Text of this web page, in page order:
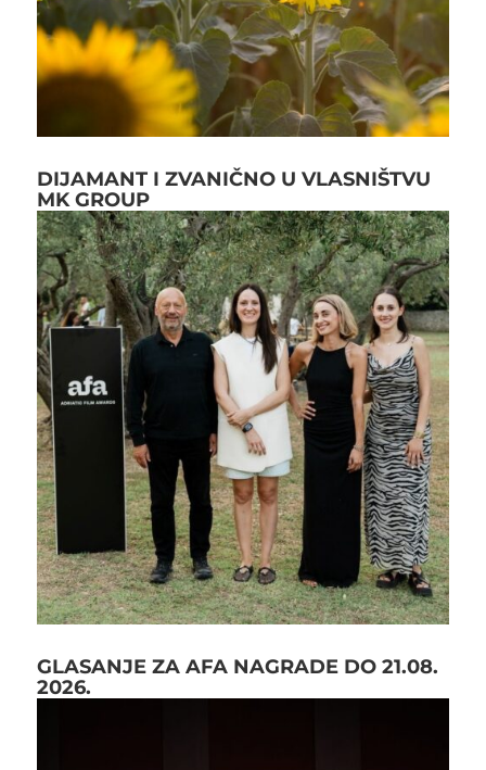
DIJAMANT I ZVANIČNO U VLASNIŠTVU
MK GROUP
GLASANJE ZA AFA NAGRADE DO 21.08.
2026.